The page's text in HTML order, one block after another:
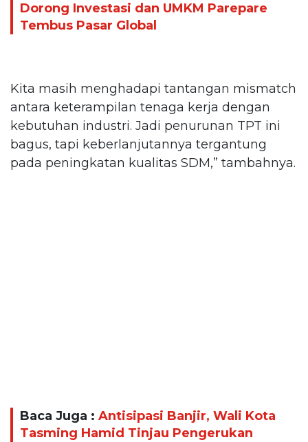
Dorong Investasi dan UMKM Parepare
Tembus Pasar Global
Kita masih menghadapi tantangan mismatch
antara keterampilan tenaga kerja dengan
kebutuhan industri. Jadi penurunan TPT ini
bagus, tapi keberlanjutannya tergantung
pada peningkatan kualitas SDM,” tambahnya.
Baca Juga : Antisipasi Banjir, Wali Kota
Tasming Hamid Tinjau Pengerukan